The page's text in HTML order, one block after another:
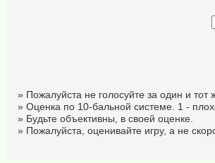
» Пожалуйста не голосуйте за один и тот
» Оценка по 10-бальной системе. 1 -
» Будьте объективны, в своей оценке.
» Пожалуйста, оценивайте игру, а не